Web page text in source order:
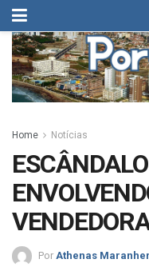
Home Notícias
Por Athenas